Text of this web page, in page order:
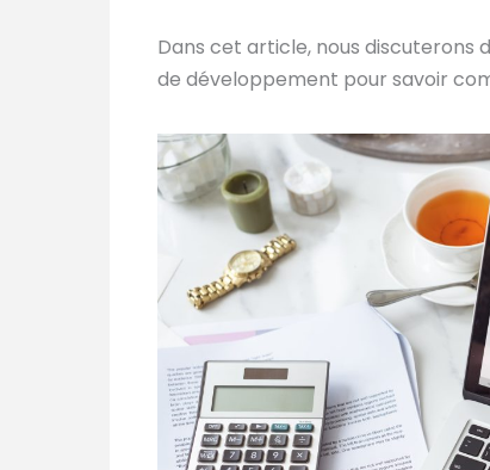
Dans cet article, nous discuterons
de développement pour savoir